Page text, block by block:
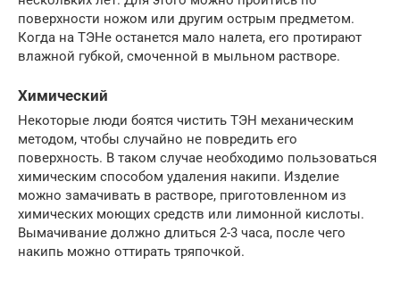
поверхности ножом или другим острым предметом.
Когда на ТЭНе останется мало налета, его протирают
влажной губкой, смоченной в мыльном растворе.
Химический
Некоторые люди боятся чистить ТЭН механическим
методом, чтобы случайно не повредить его
поверхность. В таком случае необходимо пользоваться
химическим способом удаления накипи. Изделие
можно замачивать в растворе, приготовленном из
химических моющих средств или лимонной кислоты.
Вымачивание должно длиться 2-3 часа, после чего
накипь можно оттирать тряпочкой.